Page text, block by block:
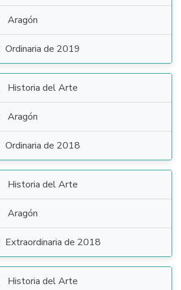
Aragón
Ordinaria de 2019
Historia del Arte
Aragón
Ordinaria de 2018
Historia del Arte
Aragón
Extraordinaria de 2018
Historia del Arte